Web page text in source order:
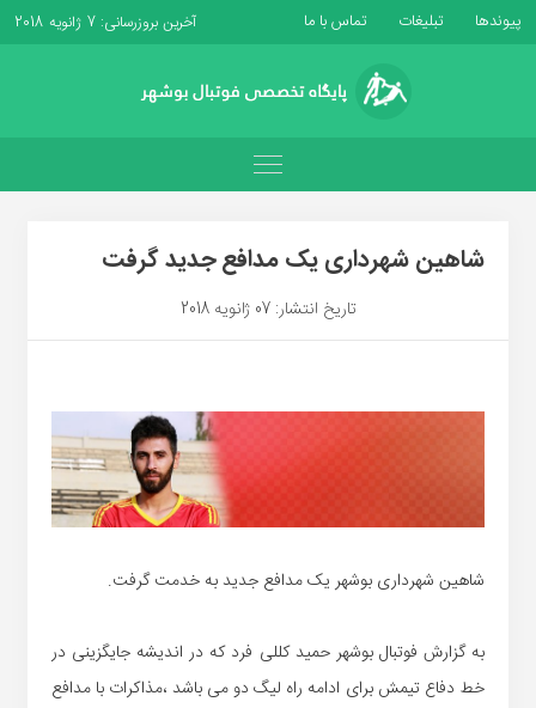
پیوندها تبلیغات تماس با ما آخرین بروزرسانی: 7 ژانویه 2018
شاهین شهرداری یک مدافع جدید گرفت
تاریخ انتشار: 07 ژانویه 2018
شاهین شهرداری بوشهر یک مدافع جدید به خدمت گرفت.
به گزارش فوتبال بوشهر حمید کللی فرد که در اندیشه جایگزینی در
خط دفاع تیمش برای ادامه راه لیگ دو می باشد ،مذاکرات با مدافع